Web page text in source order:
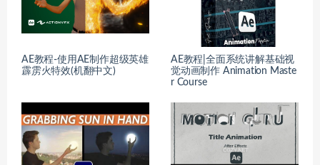
AE教程-使用AE制作超级英雄
霹雳火特效(机翻中文)
AE教程|全面系统讲解基础视
觉动画制作 Animation Maste
r Course